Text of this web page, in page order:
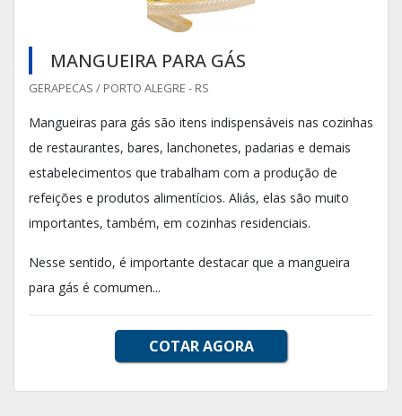
MANGUEIRA PARA GÁS
GERAPECAS / PORTO ALEGRE - RS
Mangueiras para gás são itens indispensáveis nas cozinhas
de restaurantes, bares, lanchonetes, padarias e demais
estabelecimentos que trabalham com a produção de
refeições e produtos alimentícios. Aliás, elas são muito
importantes, também, em cozinhas residenciais.
Nesse sentido, é importante destacar que a mangueira
para gás é comumen...
COTAR AGORA